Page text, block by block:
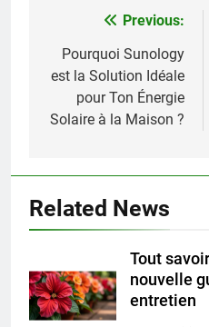
Navigation
de
l’article
Previous:
Pourquoi Sunology
est la Solution Idéale
pour Ton Énergie
Solaire à la Maison ?
Related News
Tout
nouvelle
entretien